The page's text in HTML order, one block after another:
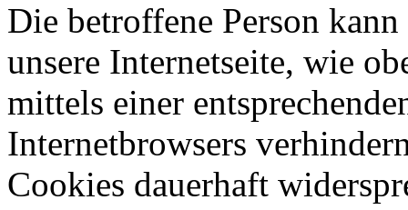
Die betroffene Person
unsere Internetseite, wie
mittels einer
Internetbrowsers
Cookies dauerhaft